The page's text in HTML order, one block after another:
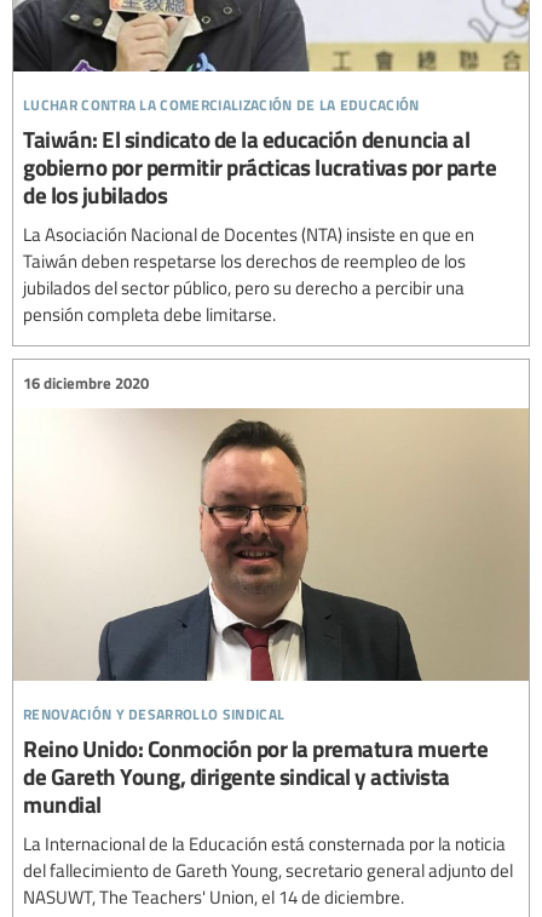
luchar contra la comercialización de la educación
Taiwán: El sindicato de la educación denuncia al
gobierno por permitir prácticas lucrativas por parte
de los jubilados
La Asociación Nacional de Docentes (NTA) insiste en que en
Taiwán deben respetarse los derechos de reempleo de los
jubilados del sector público, pero su derecho a percibir una
pensión completa debe limitarse.
renovación y desarrollo sindical
16 diciembre 2020
Reino Unido: Conmoción por la prematura muerte
de Gareth Young, dirigente sindical y activista
mundial
La Internacional de la Educación está consternada por la noticia
del fallecimiento de Gareth Young, secretario general adjunto del
NASUWT, The Teachers' Union, el 14 de diciembre.